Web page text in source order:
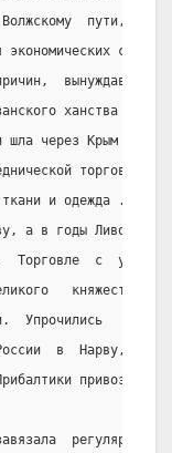
пути,
экономических
вынуждавших
ханства .
шла через Крым
торговли
и одежда .
а в годы Ливонской
с
княжества
Упрочились
в  Нарву,
привозили
регулярные